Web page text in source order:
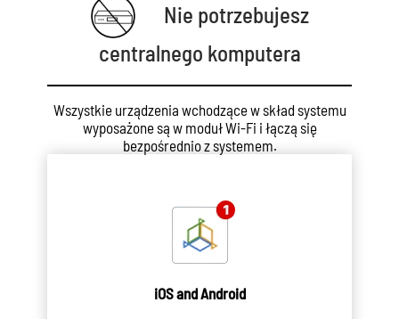
Nie potrzebujesz
centralnego komputera
Wszystkie urządzenia wchodzące w skład systemu
wyposażone są w moduł Wi-Fi i łączą się
bezpośrednio z systemem.
iOS and Android